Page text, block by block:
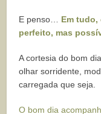
E penso… Em tudo,
perfeito, mas
A cortesia do bom
olhar sorridente,
carregada que seja.
O bom dia